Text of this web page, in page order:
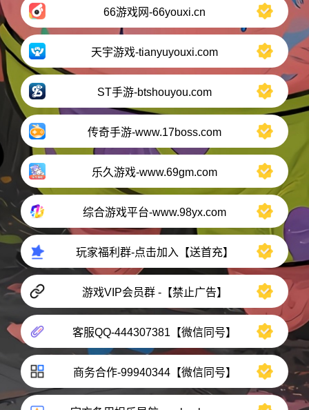
66游戏网-66youxi.cn
天宇游戏-tianyuyouxi.com
ST手游-btshouyou.com
传奇手游-www.17boss.com
乐久游戏-www.69gm.com
综合游戏平台-www.98yx.com
玩家福利群-点击加入【送首充】
游戏VIP会员群 -【禁止广告】
客服QQ-444307381【微信同号】
商务合作-99940344【微信同号】